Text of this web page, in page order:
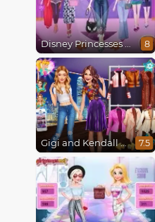
Disney Princesses Runway Show 8
Gigi and Kendall BFFS 7.5